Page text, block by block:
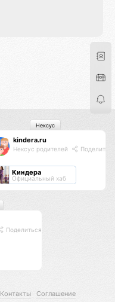
kindera.ru
Нексус родителей
Киндера
Официальный хаб
Нексус
Поделиться
Контакты Соглашение